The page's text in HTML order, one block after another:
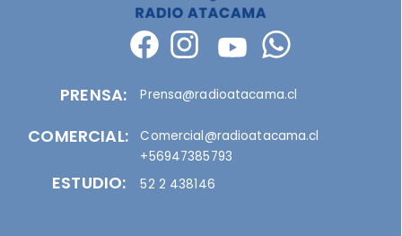
PRENSA:
COMERCIAL:
Prensa@radioatacama.cl
Comercial@radioatacama.cl
+56947385793
ESTUDIO: 52 2 438146